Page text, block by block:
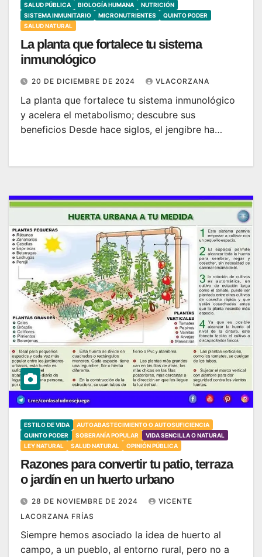
SALUD PÚBLICA BIOLOGÍA HUMANA
NUTRICIÓN
SISTEMA INMUNITARIO
MICRONUTRIENTES
QUINTO PODER
SALUD NATURAL
La planta que fortalece tu sistema
inmunológico
20 DE DICIEMBRE DE 2024 VLACORZANA
La planta que fortalece tu sistema inmunológico
y acelera el metabolismo; descubre sus
beneficios Desde hace siglos, el jengibre ha…
ESTILO DE VIDA
AUTOABASTECIMIENTO O AUTOSUFICIENCIA
QUINTO PODER
SOBERANÍA POPULAR
VIDA SENCILLA O NATURAL
LEY NATURAL
SALUD NATURAL OPINIÓN PÚBLICA
Razones para convertir tu patio, terraza
o jardín en un huerto urbano
28 DE NOVIEMBRE DE 2024
VICENTE
LACORZANA FRÍAS
Siempre hemos asociado la idea de huerto al
campo, a un pueblo, al entorno rural, pero no a